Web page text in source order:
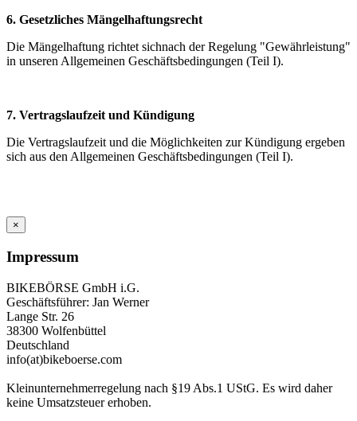
6. Gesetzliches Mängelhaftungsrecht
Die Mängelhaftung richtet sichnach der Regelung "Gewährleistung"
in unseren Allgemeinen Geschäftsbedingungen (Teil I).
7. Vertragslaufzeit und Kündigung
Die Vertragslaufzeit und die Möglichkeiten zur Kündigung ergeben
sich aus den Allgemeinen Geschäftsbedingungen (Teil I).
×
Impressum
BIKEBÖRSE GmbH i.G.
Geschäftsführer: Jan Werner
Lange Str. 26
38300 Wolfenbüttel
Deutschland
info(at)bikeboerse.com
Kleinunternehmerregelung nach §19 Abs.1 UStG. Es wird daher
keine Umsatzsteuer erhoben.